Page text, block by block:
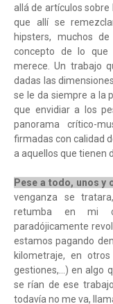
allá de artículos sobre
que allí se
hipsters, muchos
concepto de lo que
merece. Un trabajo
dadas las
se le da siempre a la
que envidiar a los
panorama crítico-
firmadas con calidad
a aquellos que tienen
Pese a todo, unos y
venganza se
retumba en mi
paradójicamente
estamos pagando
kilometraje, en
gestiones,…) en algo
se rían de ese
todavía no me va,